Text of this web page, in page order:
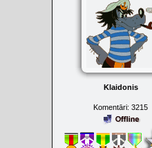
Klaidonis
Komentāri: 3215